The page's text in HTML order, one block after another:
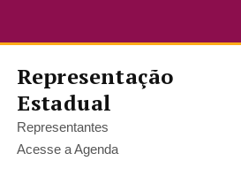
Representação
Estadual
Representantes
Acesse a Agenda